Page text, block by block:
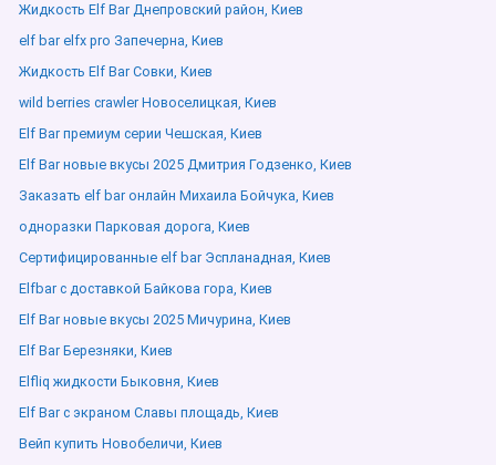
Жидкость Elf Bar Днепровский район, Киев
elf bar elfx pro Запечерна, Киев
Жидкость Elf Bar Совки, Киев
wild berries crawler Новоселицкая, Киев
Elf Bar премиум серии Чешская, Киев
Elf Bar новые вкусы 2025 Дмитрия Годзенко, Киев
Заказать elf bar онлайн Михаила Бойчука, Киев
одноразки Парковая дорога, Киев
Сертифицированные elf bar Эспланадная, Киев
Elfbar с доставкой Байкова гора, Киев
Elf Bar новые вкусы 2025 Мичурина, Киев
Elf Bar Березняки, Киев
Elfliq жидкости Быковня, Киев
Elf Bar с экраном Славы площадь, Киев
Вейп купить Новобеличи, Киев